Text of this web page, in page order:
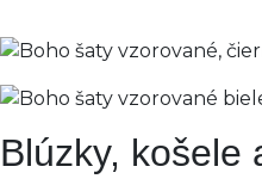
Blúzky, košele